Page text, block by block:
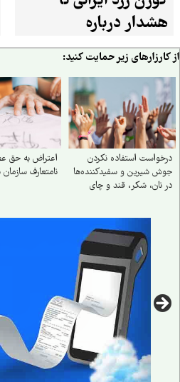
هشدار درباره
فرونشست و
طبیعت‌گردی پرخطر
از کارزارهای زیر حمایت کنید:
درخواست استفاده نکردن
جوش شیرین و سفیدکننده‌ها
در نان، شکر، قند و چای
اعتراض به حق
نامتعارف